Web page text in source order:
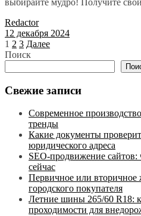
выбирайте мудро! Получите
Redactor
12 декабря 2024
Пагинация
записей
1 2 3 Далее
Поиск
Свежие записи
Современное
тренды
Какие документы
юридического адреса
SEO-продвижение сайтов:
сейчас
Первичное или вторичное
городского покупателя
Летние шины 265/60 R18:
проходимости для